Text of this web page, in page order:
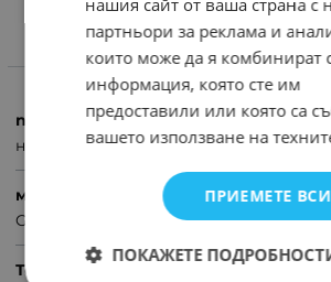
продукт
накрайници/битове
марка
Gross
Тегло (кг.)
партньори за реклама и
които може да я комбинират
информация, която сте им
предоставили или която са
вашето използване на
ПРИЕМЕТЕ
ПОКАЖЕТЕ